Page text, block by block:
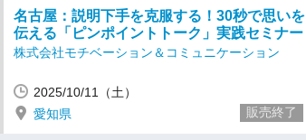
名古屋：説明下手を克服する！30秒で思いを
伝える「ピンポイントトーク」実践セミナー
株式会社モチベーション＆コミュニケーション
2025/10/11（土）
愛知県
販売終了